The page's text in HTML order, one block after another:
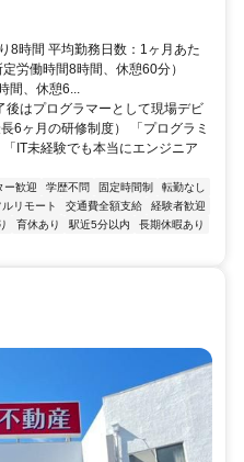
8時間 平均勤務日数：1ヶ月あた
労働時間8時間、休憩60分）
間、休憩6...
後はプログラマーとして現場デビ
6ヶ月の研修制度） 「プログラミ
IT未経験でも本当にエンジニア
ー歓迎 学歴不問 固定時間制
転勤なし
ルリモート 交通費全額支給
経験者歓迎
育休あり 駅近5分以内
長期休暇あり